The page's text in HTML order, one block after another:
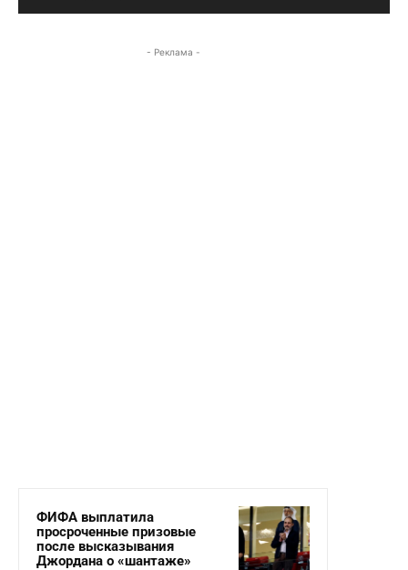
- Реклама -
ФИФА выплатила
просроченные призовые
после высказывания
Джордана о «шантаже»